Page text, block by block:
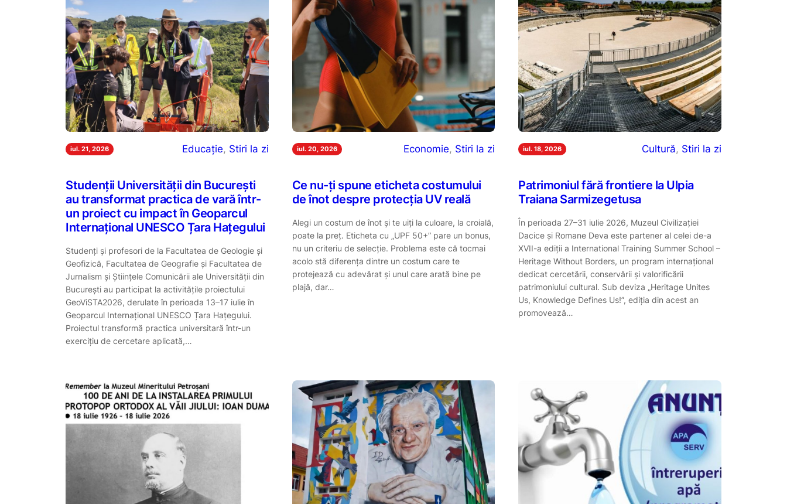
iul. 21, 2026 Educație, Stiri la zi
Studenții Universității din București
au transformat practica de vară într-
un proiect cu impact în Geoparcul
Internațional UNESCO Țara Hațegului
Studenți și profesori de la Facultatea de Geologie și
Geofizică, Facultatea de Geografie și Facultatea de
Jurnalism și Științele Comunicării ale Universității din
București au participat la activitățile proiectului
GeoViSTA2026, derulate în perioada 13–17 iulie în
Geoparcul Internațional UNESCO Țara Hațegului.
Proiectul transformă practica universitară într-un
exercițiu de cercetare aplicată,…
iul. 20, 2026 Economie, Stiri la zi
Ce nu-ți spune eticheta costumului
de înot despre protecția UV reală
Alegi un costum de înot și te uiți la culoare, la croială,
poate la preț. Eticheta cu „UPF 50+” pare un bonus,
nu un criteriu de selecție. Problema este că tocmai
acolo stă diferența dintre un costum care te
protejează cu adevărat și unul care arată bine pe
plajă, dar…
iul. 18, 2026 Cultură, Stiri la zi
Patrimoniul fără frontiere la Ulpia
Traiana Sarmizegetusa
În perioada 27–31 iulie 2026, Muzeul Civilizației
Dacice și Romane Deva este partener al celei de-a
XVII-a ediții a International Training Summer School –
Heritage Without Borders, un program internațional
dedicat cercetării, conservării și valorificării
patrimoniului cultural. Sub deviza „Heritage Unites
Us, Knowledge Defines Us!”, ediția din acest an
promovează…